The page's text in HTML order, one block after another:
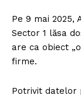
Pe 9 mai 2025,
Sector 1 lăsa
are ca obiect
firme.
Potrivit datelor